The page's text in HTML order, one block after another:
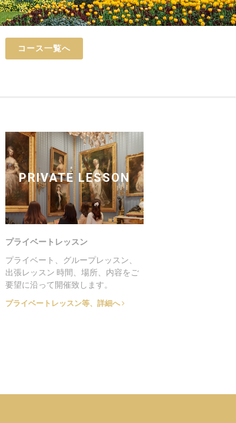
コース一覧へ
PRIVATE LESSON
プライベートレッスン
プライベート、グループレッスン、
出張レッスン 時間、場所、内容をご
要望に沿って開催致します。
プライベートレッスン等、詳細へ